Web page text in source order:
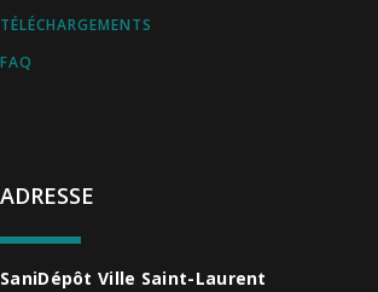
ADRESSE
SaniDépôt Ville Saint-Laurent
TÉLÉCHARGEMENTS
FAQ